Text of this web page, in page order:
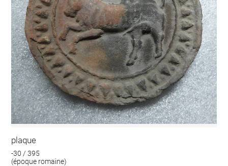
plaque
-30 / 395
(époque romaine)